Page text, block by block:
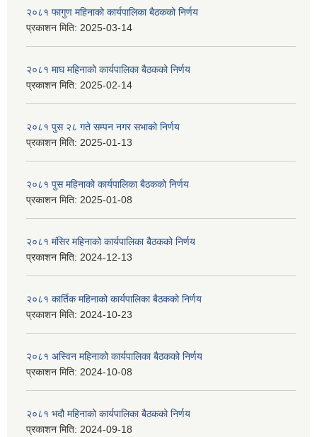
२०८१ फागुण महिनाको कार्यपालिका बैठकको निर्णय
प्रकाशन मिति: 2025-03-14
२०८१ माघ महिनाको कार्यपालिका बैठकको निर्णय
प्रकाशन मिति: 2025-02-14
२०८१ पुस २८ गते सम्प‍न नगर सभाको निर्णय
प्रकाशन मिति: 2025-01-13
२०८१ पुस महिनाको कार्यपालिका बैठकको निर्णय
प्रकाशन मिति: 2025-01-08
२०८१ मंसिर महिनाको कार्यपालिका बैठकको निर्णय
प्रकाशन मिति: 2024-12-13
२०८१ कार्तिक महिनाको कार्यपालिका बैठकको निर्णय
प्रकाशन मिति: 2024-10-23
२०८१ अस्विन महिनाको कार्यपालिका बैठकको निर्णय
प्रकाशन मिति: 2024-10-08
२०८१ भदौ महिनाको कार्यपालिका बैठकको निर्णय
प्रकाशन मिति: 2024-09-18